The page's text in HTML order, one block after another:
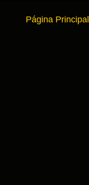
Página Principal